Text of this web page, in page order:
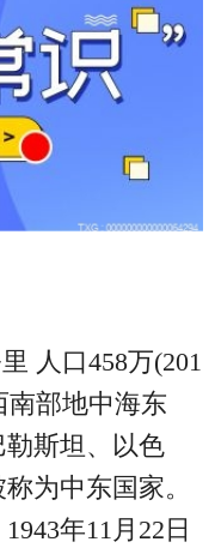
人口458万(201
南部地中海东
斯坦、以色
为中东国家。
年11月22日